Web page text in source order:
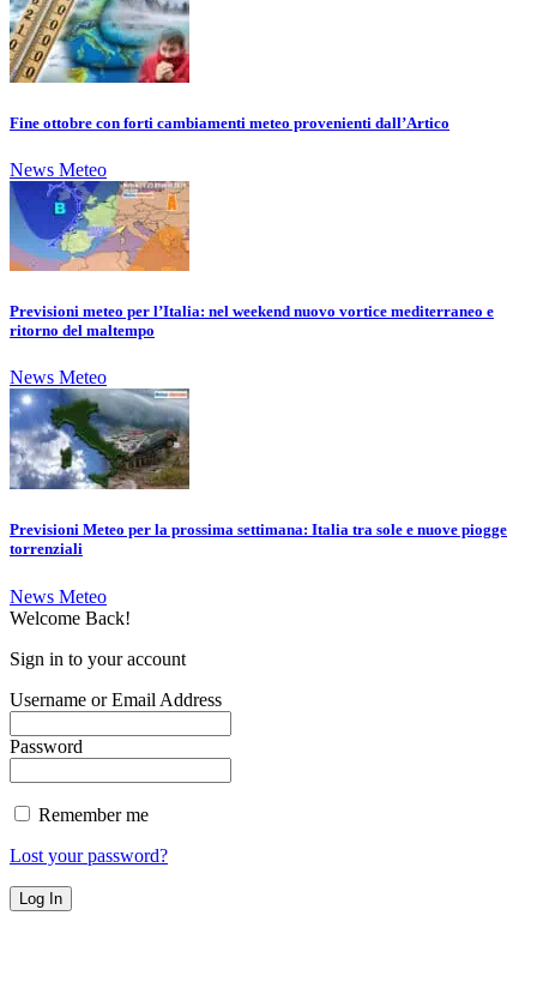
Fine ottobre con forti cambiamenti meteo provenienti dall’Artico
News Meteo
Previsioni meteo per l’Italia: nel weekend nuovo vortice mediterraneo e
ritorno del maltempo
News Meteo
Previsioni Meteo per la prossima settimana: Italia tra sole e nuove piogge
torrenziali
News Meteo
Welcome Back!
Sign in to your account
Username or Email Address
Password
Remember me
Lost your password?